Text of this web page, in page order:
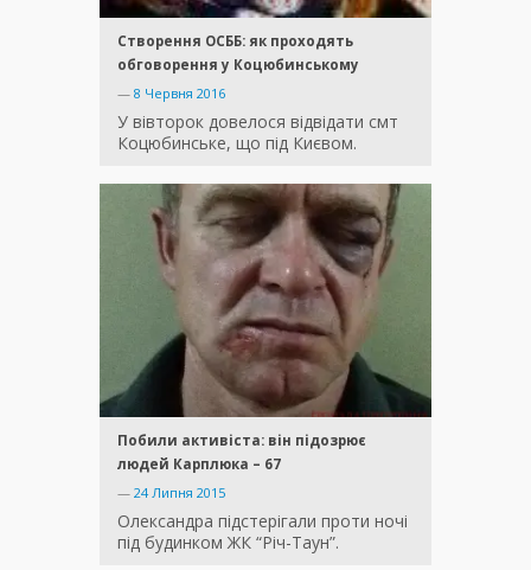
Створення ОСББ: як проходять
обговорення у Коцюбинському
— 8 Червня 2016
У вівторок довелося відвідати смт
Коцюбинське, що під Києвом.
Побили активіста: він підозрює
людей Карплюка – 67
— 24 Липня 2015
Олександра підстерігали проти ночі
під будинком ЖК “Річ-Таун”.